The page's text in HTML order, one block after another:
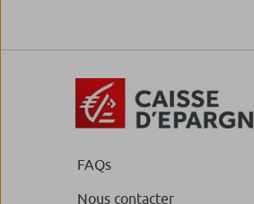
FAQs
Nous contacter